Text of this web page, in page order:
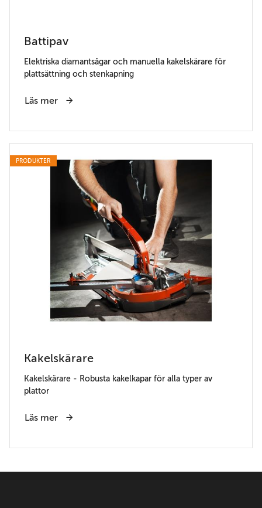
Battipav
Elektriska diamantsågar och manuella kakelskärare för
plattsättning och stenkapning
Läs mer
PRODUKTER
Kakelskärare
Kakelskärare - Robusta kakelkapar för alla typer av
plattor
Läs mer